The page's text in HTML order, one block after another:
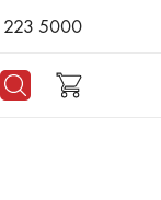
5000